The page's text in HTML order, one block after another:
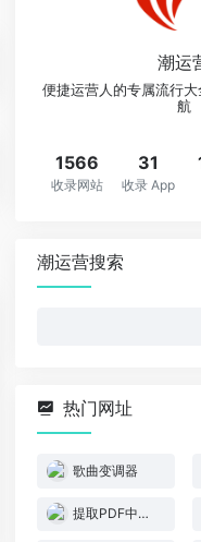
潮运
便捷运营人的专属流行
航
1566
收录网站
31
收录 App
潮运营搜索
热门网址
歌曲变调器
提取PDF中文本